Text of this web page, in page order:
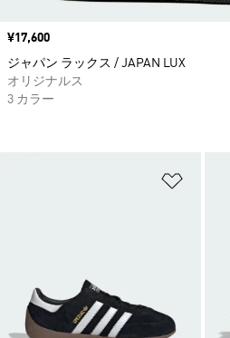
価格
¥17,600
ジャパン ラックス / JAPAN LUX
オリジナルス
3 カラー